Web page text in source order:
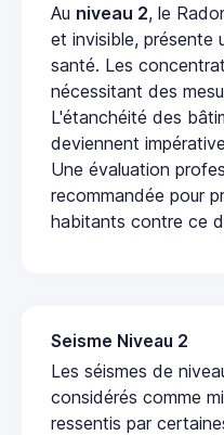
Au niveau 2, le
et invisible, présente
santé. Les
nécessitant des
L'étanchéité des
deviennent
Une évaluation
recommandée pour
habitants contre ce
Seisme Niveau 2
Les séismes de
considérés comme
ressentis par